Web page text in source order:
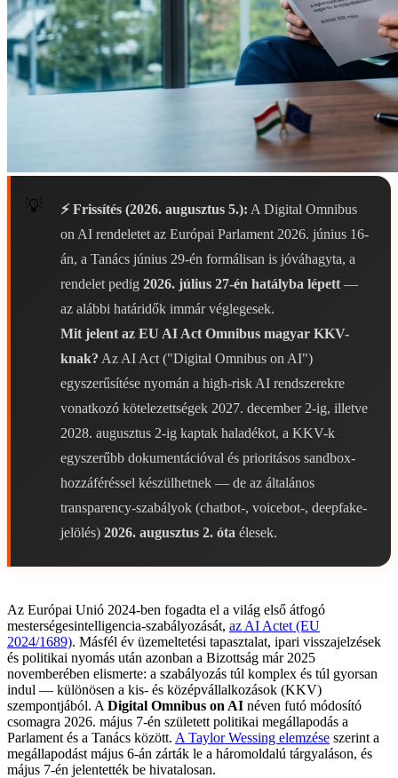
⚡ Frissítés (2026. augusztus 5.): A Digital Omnibus
on AI rendeletet az Európai Parlament 2026. június 16-
án, a Tanács június 29-én formálisan is jóváhagyta, a
rendelet pedig 2026. július 27-én hatályba lépett —
az alábbi határidők immár véglegesek.
Mit jelent az EU AI Act Omnibus magyar KKV-
knak? Az AI Act ("Digital Omnibus on AI")
egyszerűsítése nyomán a high-risk AI rendszerekre
vonatkozó kötelezettségek 2027. december 2-ig, illetve
2028. augusztus 2-ig kaptak haladékot, a KKV-k
egyszerűbb dokumentációval és prioritásos sandbox-
hozzáféréssel készülhetnek — de az általános
transparency-szabályok (chatbot-, voicebot-, deepfake-
jelölés) 2026. augusztus 2. óta élesek.
Az Európai Unió 2024-ben fogadta el a világ első átfogó
mesterségesintelligencia-szabályozását, az AI Actet (EU
2024/1689). Másfél év üzemeltetési tapasztalat, ipari visszajelzések
és politikai nyomás után azonban a Bizottság már 2025
novemberében elismerte: a szabályozás túl komplex és túl gyorsan
indul — különösen a kis- és középvállalkozások (KKV)
szempontjából. A Digital Omnibus on AI néven futó módosító
csomagra 2026. május 7-én született politikai megállapodás a
Parlament és a Tanács között. A Taylor Wessing elemzése szerint a
megállapodást május 6-án zárták le a háromoldalú tárgyaláson, és
május 7-én jelentették be hivatalosan.